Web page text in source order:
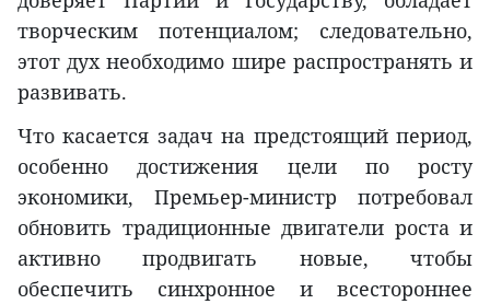
творческим потенциалом; следовательно,
этот дух необходимо шире распространять и
развивать.
Что касается задач на предстоящий период,
особенно достижения цели по росту
экономики, Премьер-министр потребовал
обновить традиционные двигатели роста и
активно продвигать новые, чтобы
обеспечить синхронное и всестороннее